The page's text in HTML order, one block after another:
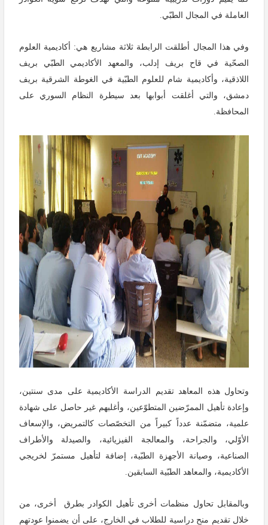
العاملة في المجال الطبّي.
وفي هذا المجال أطلقت الرابطة ثلاثة مشاريع هي: أكاديمية العلوم
الصحّية في قاح بريف إدلب، والمعهد الأكاديمي الطبّي بريف
اللاذقية، وأكاديمية شام للعلوم الطبّية في الغوطة الشرقية بريف
دمشق، والتي أغلقت أبوابها بعد سيطرة النظام السوري على
المحافظة.
وتحاول هذه المعاهد تقديم الدراسة الأكاديمية على مدى سنتين،
وإعادة تأهيل الممرّضين المتطوّعين، وأغلبهم غير حاصل على شهادة
علمية، متضمّنة عدداً كبيراً من التخصّصات كالتمريض، والإسعاف
الأوّلي، والجراحة، والمعالجة الفيزيائية، والصيدلة والأطراف
الصناعية، وصيانة الأجهزة الطبّية، إضافة لتأهيل مستمرّ لخريجي
الأكاديمية، والمعاهد الطبّية السابقين.
وبالمقابل تحاول منظمات أخرى تأهيل الكوادر بطرق أخرى، من
خلال تقديم منح دراسية للطلاب في الخارج، على أن يضمنوا عودتهم